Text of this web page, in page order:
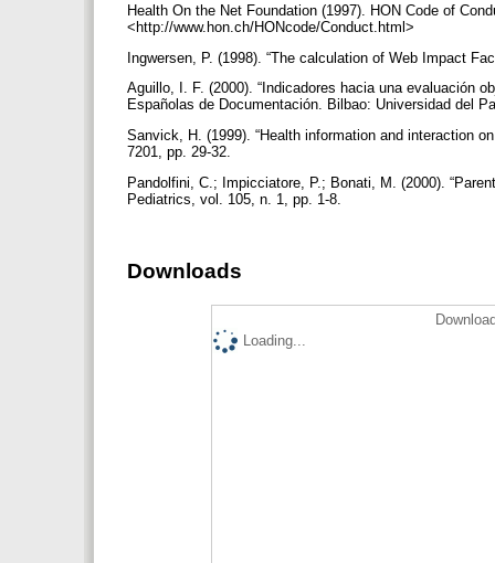
Health On the Net Foundation (1997). HON Code of
<http://www.hon.ch/HONcode/Conduct.html>
Ingwersen, P. (1998). “The calculation of Web Impact
Aguillo, I. F. (2000). “Indicadores hacia una evaluación
Españolas de Documentación. Bilbao: Universidad del
Sanvick, H. (1999). “Health information and interaction
7201, pp. 29-32.
Pandolfini, C.; Impicciatore, P.; Bonati, M. (2000).
Pediatrics, vol. 105, n. 1, pp. 1-8.
Downloads
Loading...